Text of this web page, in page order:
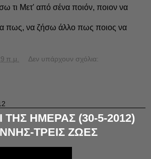
τι Mετ' από σένα ποιόν, ποιον να
πως, να ζήσω άλλο πως ποιος να
π.μ. Δεν υπάρχουν σχόλια:
ΤΗΣ ΗΜΕΡΑΣ (30-5-2012)
ΤΡΕΙΣ ΖΩΕΣ